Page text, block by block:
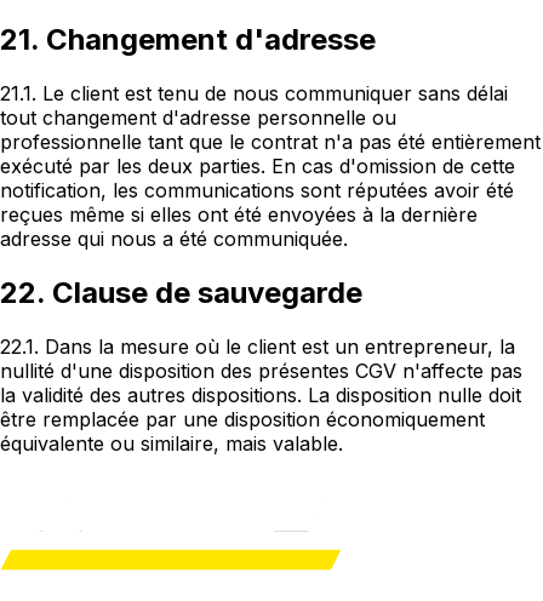
21. Changement d'adresse
21.1. Le client est tenu de nous communiquer sans délai
tout changement d'adresse personnelle ou
professionnelle tant que le contrat n'a pas été entièrement
exécuté par les deux parties. En cas d'omission de cette
notification, les communications sont réputées avoir été
reçues même si elles ont été envoyées à la dernière
adresse qui nous a été communiquée.
22. Clause de sauvegarde
22.1. Dans la mesure où le client est un entrepreneur, la
nullité d'une disposition des présentes CGV n'affecte pas
la validité des autres dispositions. La disposition nulle doit
être remplacée par une disposition économiquement
équivalente ou similaire, mais valable.